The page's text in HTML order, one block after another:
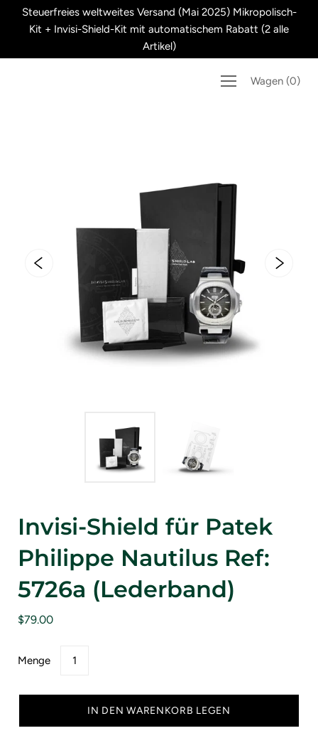
Überspringen
Inhalten
Steuerfreies weltweites Versand (Mai 2025) Mikropolisch-
Kit + Invisi-Shield-Kit mit automatischem Rabatt (2 alle
Artikel)
Wagen (0)
Invisi-Shield für Patek
Philippe Nautilus Ref:
5726a (Lederband)
$79.00
Menge
IN DEN WARENKORB LEGEN